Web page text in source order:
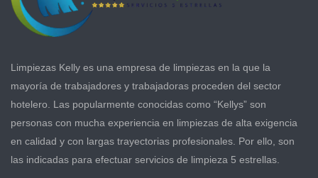
Limpiezas Kelly es una empresa de limpiezas en la que la
mayoría de trabajadores y trabajadoras proceden del sector
hotelero. Las popularmente conocidas como “Kellys” son
personas con mucha experiencia en limpiezas de alta exigencia
en calidad y con largas trayectorias profesionales. Por ello, son
las indicadas para efectuar servicios de limpieza 5 estrellas.